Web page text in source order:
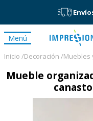
Menú
Inicio /Decoración /Muebles
Mueble